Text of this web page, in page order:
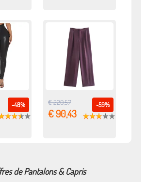
-48% -59%
€ 220,57
€ 90,43
de Pantalons & Capris